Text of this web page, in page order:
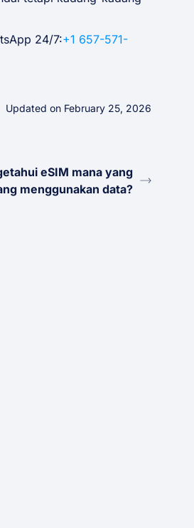
24/7:+1 657-571-
Updated on February 25, 2026
eSIM mana yang
menggunakan data?